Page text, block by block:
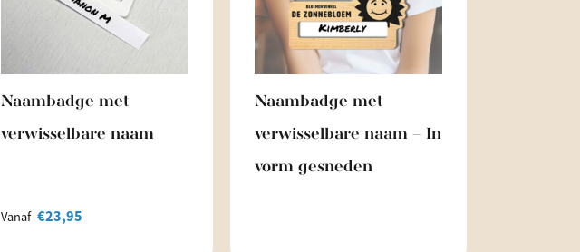
Naambadge met
verwisselbare naam
Vanaf €23,95
Naambadge met
verwisselbare naam – In
vorm gesneden